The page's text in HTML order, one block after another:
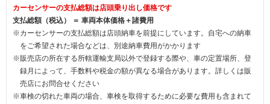
カーセンサーの支払総額は店頭乗り出し価格です
支払総額（税込） ＝ 車両本体価格＋諸費用
※カーセンサーの支払総額は店頭納車を前提にしています。自宅への納車
をご希望された場合などは、別途納車費用がかかります
※販売店の所在する所轄運輸支局以外で登録する際や、車の定置場所、登
録月によって、手数料や税金の額が異なる場合があります。詳しくは販
売店にお問合せください
※車検の切れた車両の場合、車検を取得するために必要な費用も含まれて